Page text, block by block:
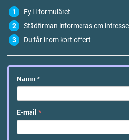
Fyll i formuläret
Städfirman informeras om intresse
Du får inom kort offert
Namn *
E-mail *